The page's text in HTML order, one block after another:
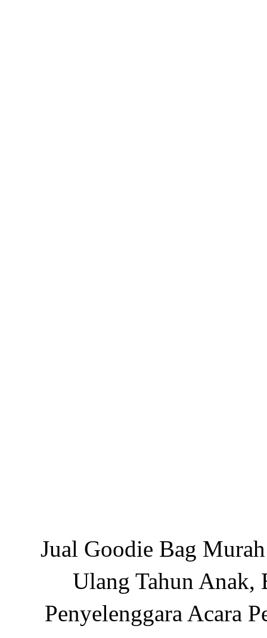
Jual Goodie Bag
Ulang Tahun Anak,
Penyelenggara Acara